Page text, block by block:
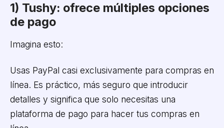
1) Tushy: ofrece múltiples opciones
de pago
Imagina esto:
Usas PayPal casi exclusivamente para compras en
línea. Es práctico, más seguro que introducir
detalles y significa que solo necesitas una
plataforma de pago para hacer tus compras en